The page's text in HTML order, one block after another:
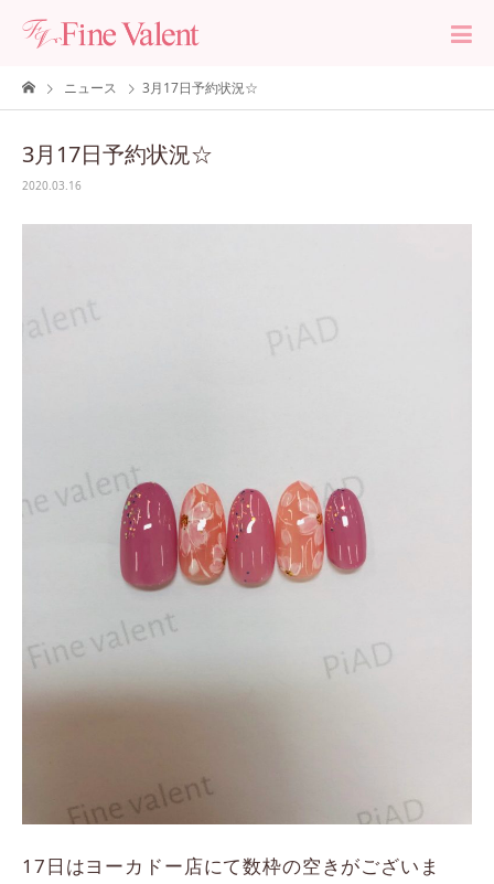
ニュース 3月17日予約状況☆
3月17日予約状況☆
2020.03.16
17日はヨーカドー店にて数枠の空きがございま